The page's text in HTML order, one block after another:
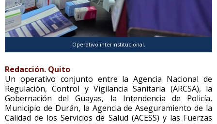
Operativo interinstitucional.
Redacción. Quito
Un operativo conjunto entre la Agencia Nacional de
Regulación, Control y Vigilancia Sanitaria (ARCSA), la
Gobernación del Guayas, la Intendencia de Policía,
Municipio de Durán, la Agencia de Aseguramiento de la
Calidad de los Servicios de Salud (ACESS) y las Fuerzas